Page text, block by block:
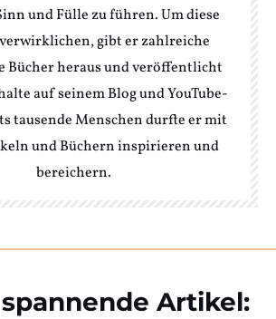
und Fülle zu führen. Um diese
gibt er zahlreiche
Bücher heraus und veröffentlicht
auf seinem Blog und YouTube-
tausende Menschen durfte er mit
und Büchern inspirieren und
bereichern.
Artikel: